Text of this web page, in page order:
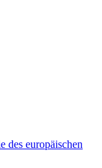
des europäischen